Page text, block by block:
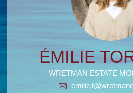
ÉMILIE
WRETMAN ESTATE